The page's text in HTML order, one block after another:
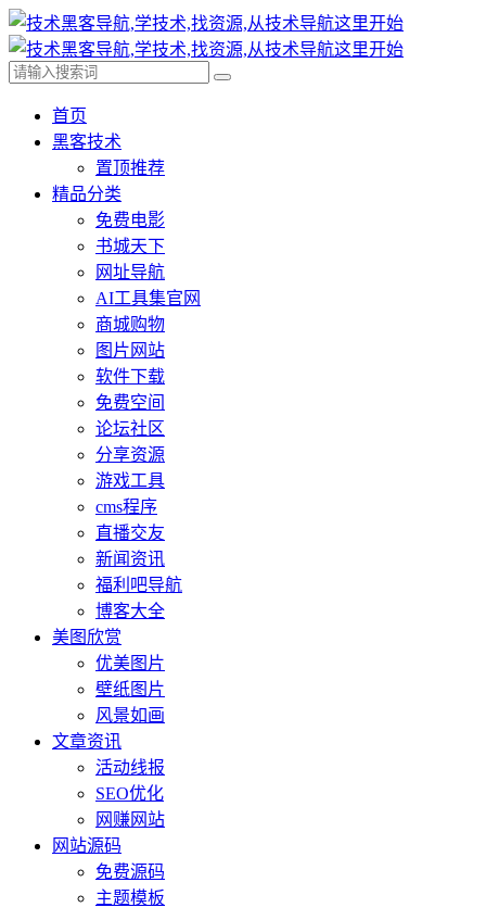
首页
黑客技术
置顶推荐
精品分类
免费电影
书城天下
网址导航
AI工具集官网
商城购物
图片网站
软件下载
免费空间
论坛社区
分享资源
游戏工具
cms程序
直播交友
新闻资讯
福利吧导航
博客大全
美图欣赏
优美图片
壁纸图片
风景如画
文章资讯
活动线报
SEO优化
网赚网站
网站源码
免费源码
主题模板